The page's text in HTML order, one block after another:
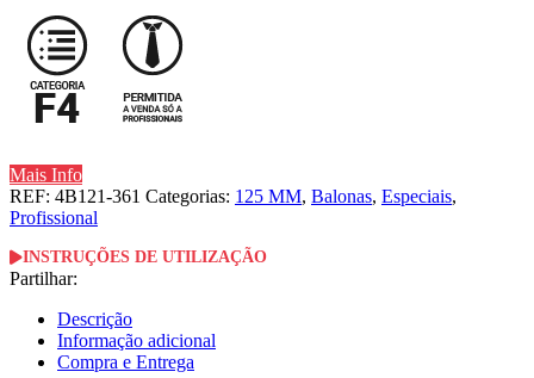
Mais Info
REF: 4B121-361 Categorias: 125 MM, Balonas, Especiais,
Profissional
INSTRUÇÕES DE UTILIZAÇÃO
Partilhar:
Descrição
Informação adicional
Compra e Entrega